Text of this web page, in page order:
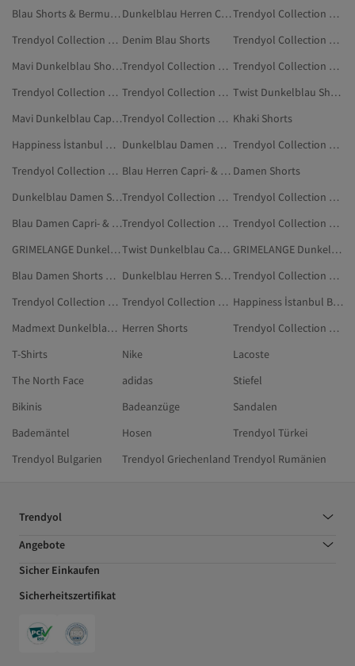
Blau Shorts & Bermudas In Übergröße
Dunkelblau Herren Capri- & Bermuda-Shorts
Trendyol Collection Grün Shorts & Bermudas In Übergröße
Trendyol Collection Shorts & Bermudas In Übergröße Denim Blau Shorts
Trendyol Collection Gelb Capri- & Bermuda-Shorts
Mavi Dunkelblau Shorts
Trendyol Collection Türkis Shorts
Trendyol Collection Orange Shorts
Trendyol Collection Damen Shorts & Bermudas In Übergröße
Trendyol Collection Khaki Capri- & Bermuda-Shorts
Twist Dunkelblau Shorts
Mavi Dunkelblau Capri- & Bermuda-Shorts
Trendyol Collection Gelb Shorts Khaki Shorts
Happiness İstanbul Dunkelblau Shorts
Dunkelblau Damen Capri- & Bermuda-Shorts
Trendyol Collection Schwarz Shorts & Bermudas In Übergröße
Trendyol Collection Braun Capri- & Bermuda-Shorts
Blau Herren Capri- & Bermuda-Shorts Damen Shorts
Dunkelblau Damen Shorts & Bermudas In Übergröße
Trendyol Collection Ekru Capri- & Bermuda-Shorts
Trendyol Collection Beige Capri- & Bermuda-Shorts
Blau Damen Capri- & Bermuda-Shorts
Trendyol Collection Orange Capri- & Bermuda-Shorts
Trendyol Collection Lila Shorts
GRIMELANGE Dunkelblau Capri- & Bermuda-Shorts
Twist Dunkelblau Capri- & Bermuda-Shorts
GRIMELANGE Dunkelblau Shorts
Blau Damen Shorts & Bermudas In Übergröße
Dunkelblau Herren Shorts & Bermudas In Übergröße
Trendyol Collection Türkis Capri- & Bermuda-Shorts
Trendyol Collection Burgundrot Shorts
Trendyol Collection Silberfarben Capri- & Bermuda-Shorts
Happiness İstanbul Blau Shorts
Madmext Dunkelblau Shorts Herren Shorts
Trendyol Collection Khaki Shorts & Bermudas In Übergröße
T-Shirts
Nike
Lacoste
The North Face
adidas
Stiefel
Bikinis
Badeanzüge
Sandalen
Bademäntel
Hosen
Trendyol Türkei
Trendyol Bulgarien
Trendyol Griechenland Trendyol Rumänien
Trendyol
Angebote
Sicher Einkaufen
Sicherheitszertifikat